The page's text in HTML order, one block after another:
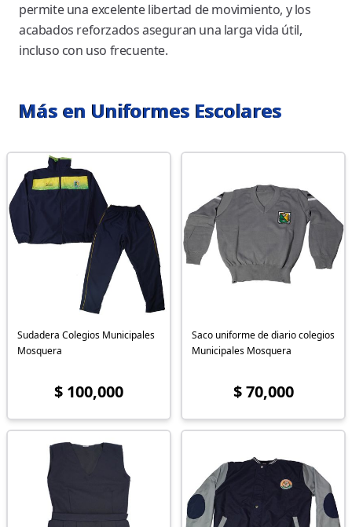
permite una excelente libertad de movimiento, y los
acabados reforzados aseguran una larga vida útil,
incluso con uso frecuente.
Más en Uniformes Escolares
Sudadera Colegios Municipales
Mosquera
$ 100,000
Saco uniforme de diario colegios
Municipales Mosquera
$ 70,000